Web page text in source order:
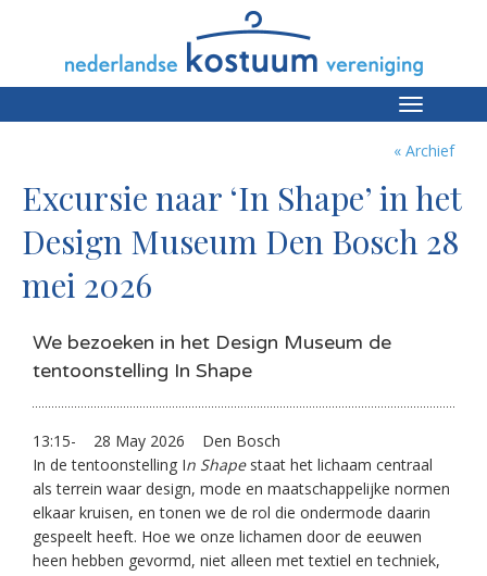
Toggle
« Archief
Excursie naar ‘In Shape’ in het
Design Museum Den Bosch 28
mei 2026
We bezoeken in het Design Museum de
tentoonstelling In Shape
13:15- 28 May 2026
Den Bosch
In de tentoonstelling In Shapestaat het lichaam centraal
als terrein waar design, mode en maatschappelijke normen
elkaar kruisen, en tonen we de rol die ondermode daarin
gespeelt heeft. Hoe we onze lichamen door de eeuwen
heen hebben gevormd, niet alleen met textiel en techniek,